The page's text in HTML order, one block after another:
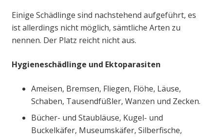
Einige Schädlinge sind nachstehend aufgeführt, es
ist allerdings nicht möglich, sämtliche Arten zu
nennen. Der Platz reicht nicht aus.
Hygieneschädlinge und Ektoparasiten
Ameisen, Bremsen, Fliegen, Flöhe, Läuse,
Schaben, Tausendfüßler, Wanzen und Zecken.
Bücher- und Staubläuse, Kugel- und
Buckelkäfer, Museumskäfer, Silberfische,